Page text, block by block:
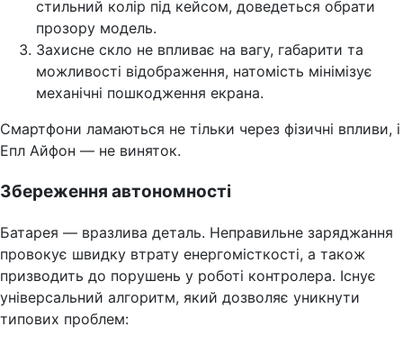
стильний колір під кейсом, доведеться обрати
прозору модель.
Захисне скло не впливає на вагу, габарити та
можливості відображення, натомість мінімізує
механічні пошкодження екрана.
Смартфони ламаються не тільки через фізичні впливи, і
Епл Айфон — не виняток.
Збереження автономності
Батарея — вразлива деталь. Неправильне заряджання
провокує швидку втрату енергомісткості, а також
призводить до порушень у роботі контролера. Існує
універсальний алгоритм, який дозволяє уникнути
типових проблем: